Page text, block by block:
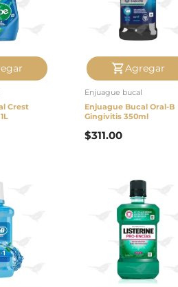
Crest
Agregar
Enjuague bucal
Enjuague Bucal Oral-B
Gingivitis 350ml
$311.00